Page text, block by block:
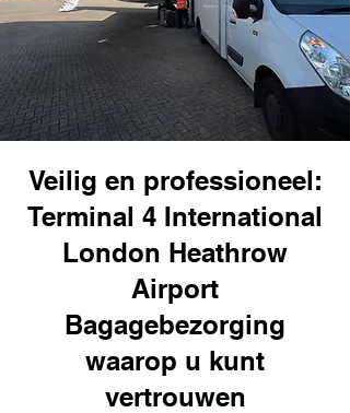
Veilig en professioneel:
Terminal 4 International
London Heathrow
Airport
Bagagebezorging
waarop u kunt
vertrouwen